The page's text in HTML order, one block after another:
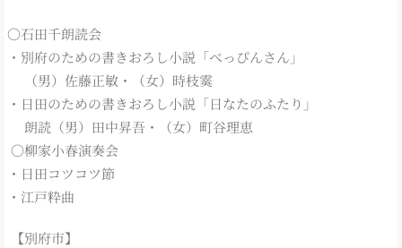
〇石田千朗読会
・別府のための書きおろし小説「べっぴんさん」
（男）佐藤正敏・（女）時枝霙
・日田のための書きおろし小説「日なたのふたり」
朗読（男）田中昇吾・（女）町谷理恵
〇柳家小春演奏会
・日田コツコツ節
・江戸粋曲
【別府市】